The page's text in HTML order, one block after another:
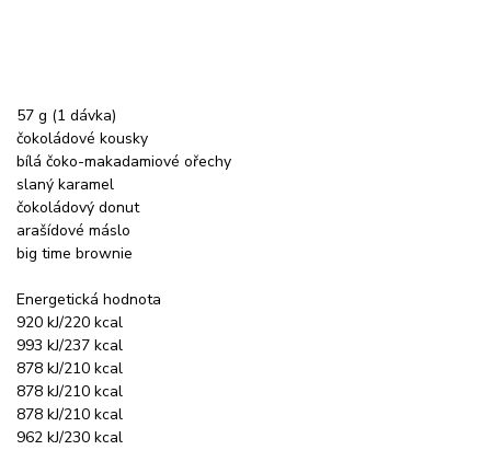
57 g (1 dávka)
čokoládové kousky
bílá čoko-makadamiové ořechy
slaný karamel
čokoládový donut
arašídové máslo
big time brownie
Energetická hodnota
920 kJ/220 kcal
993 kJ/237 kcal
878 kJ/210 kcal
878 kJ/210 kcal
878 kJ/210 kcal
962 kJ/230 kcal